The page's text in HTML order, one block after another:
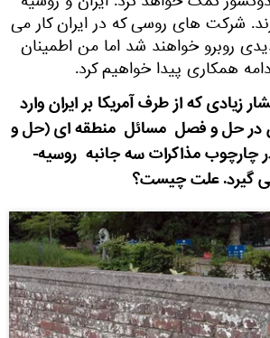
شرکت های روسی که در ایران کار می
روبرو خواهند شد اما من اطمینان
همکاری پیدا خواهیم کرد.
زیادی که از طرف آمریکا بر ایران وارد
در حل و فصل مسائل منطقه ای (حل و
چارچوب مذاکرات سه جانبه روسیه-
گیرد. علت چیست؟